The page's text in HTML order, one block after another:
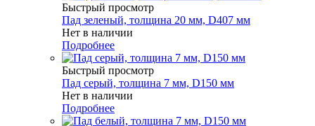
Быстрый просмотр
Пад зеленый, толщина 20 мм, D407 мм
Нет в наличии
Подробнее
Быстрый просмотр
Пад серый, толщина 7 мм, D150 мм
Нет в наличии
Подробнее